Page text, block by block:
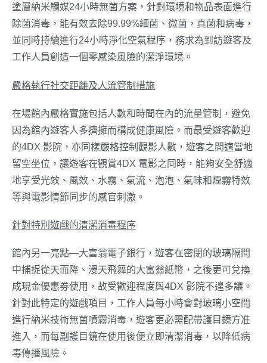
塗層納米觸媒24小時無菌方案，針對環境和物品表面進行
除菌消毒，能有效去除99.99%細菌、微菌，真菌和病毒，
並同時持續進行24小時淨化空氣程序，務求為到訪遊客及
工作人員創造一個零感染風險的潔淨環境。
嚴格執行社交距離及人流管制措施
在場館內嚴格實施包括人數和時間在內的流量管制，避免
因為館內遊客人多擠擁而構成健康風險。而最受遊客歡迎
的4DX 影院，亦同樣嚴格控制觀影人數，遊客之間適當地
留空坐位，讓遊客在觀賞4DX 電影之同時，能夠安全舒適
地享受光效、風效、水霧、氣流、泡泡、氣味和煙霧特效
等與電影情節同步的感官刺激。
針對特別遊戲的清潔消毒程序
館內另一亮點—大富翁電子銀行，遊客在密閉的玻璃隔間
中捕捉從天而降、漫天飛舞的大富翁紙幣，之後更可兌換
成現金優惠劵使用，故受歡迎程度與4DX 影院不遑多讓。
針對此特定的遊戲項目，工作人員每小時會對玻璃小空間
進行納米技術無菌噴霧消毒，遊客更必需配帶護目鏡方准
進入，而每副護目鏡在使用後便立即清潔消毒，以降低病
毒傳播風險。